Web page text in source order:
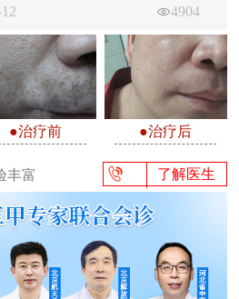
4904
●治疗前 ●治疗后
丰富 了解医生